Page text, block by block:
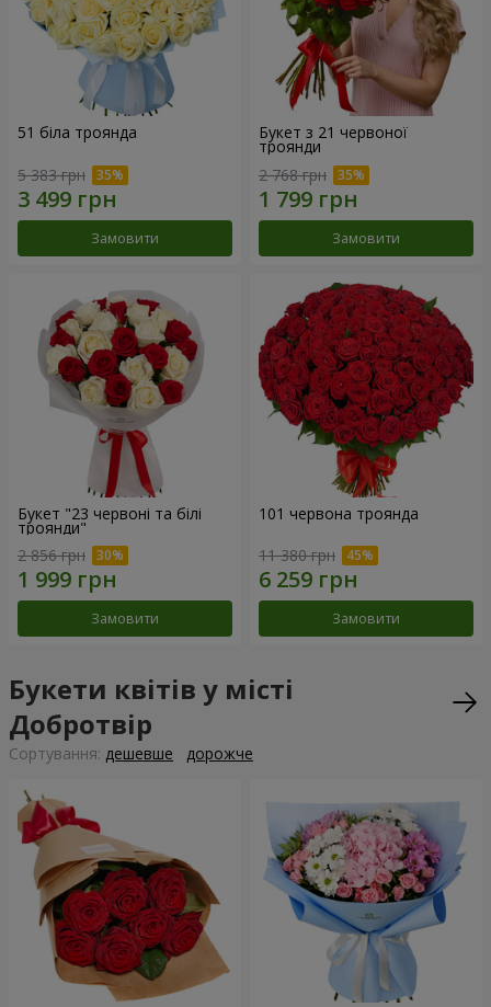
51 біла троянда
5 383 грн
Замовити
Букет з 21 червоної
троянди
2 768 грн
Замовити
Букет "23 червоні та білі
троянди"
2 856 грн
Замовити
101 червона троянда
11 380 грн
Замовити
Букети квітів у місті
Добротвір
Сортування: дешевше дорожче